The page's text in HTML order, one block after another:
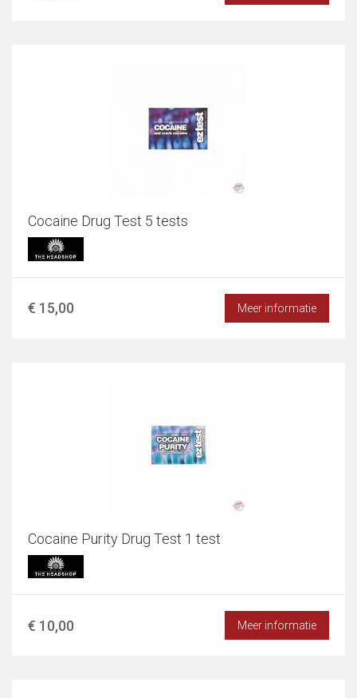
Cocaine Drug Test 5 tests
€ 15,00 Meer informatie
Cocaine Purity Drug Test 1 test
€ 10,00 Meer informatie